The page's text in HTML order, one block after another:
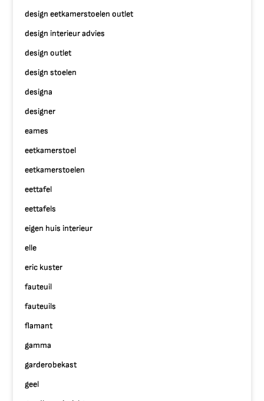
design eetkamerstoelen outlet
design interieur advies
design outlet
design stoelen
designa
designer
eames
eetkamerstoel
eetkamerstoelen
eettafel
eettafels
eigen huis interieur
elle
eric kuster
fauteuil
fauteuils
flamant
gamma
garderobekast
geel